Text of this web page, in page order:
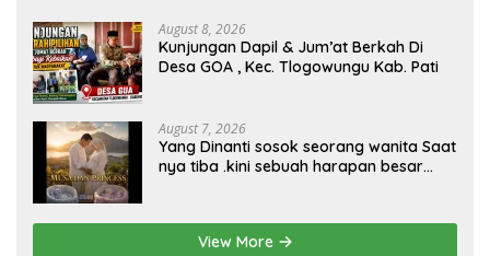
kesejahteraan bagi seluruh masyarakatnya. Semoga
sinergi dan kolaborasi yang telah terjalin semakin kuat
demi mewujudkan pembangunan yang berkelanjutan.
Dirgahayu Kabupaten Pati ke-703. Salam sedulur Pati
Selawase. Facebook
August 8, 2026
Kunjungan Dapil & Jum’at Berkah Di
Desa GOA , Kec. Tlogowungu Kab. Pati
August 7, 2026
Yang Dinanti sosok seorang wanita Saat
nya tiba .kini sebuah harapan besar
buah hati yang berjudul Musa & Princes.
View More